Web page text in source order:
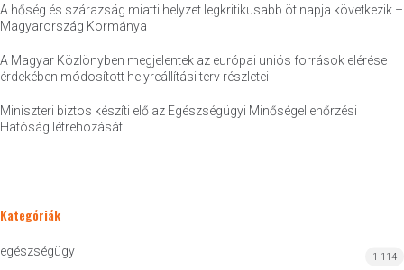
A hőség és szárazság miatti helyzet legkritikusabb öt napja következik –
Magyarország Kormánya
A Magyar Közlönyben megjelentek az európai uniós források elérése
érdekében módosított helyreállítási terv részletei
Miniszteri biztos készíti elő az Egészségügyi Minőségellenőrzési
Hatóság létrehozását
Kategóriák
egészségügy 1 114